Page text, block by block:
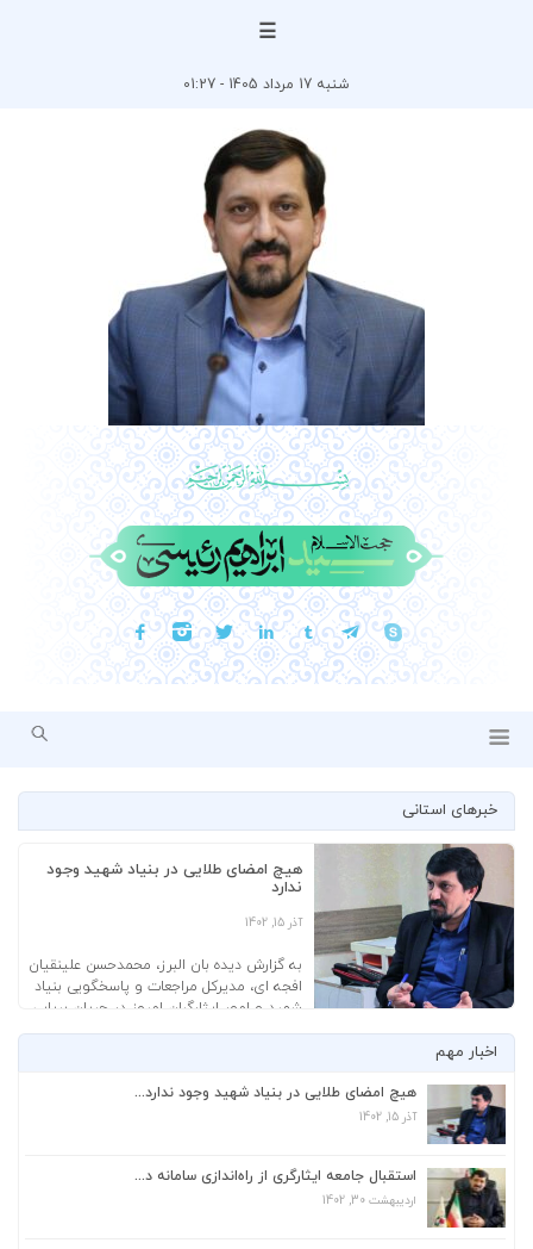
☰
شنبه 17 مرداد 1405 - 01:27
خبرهای استانی
هیچ امضای طلایی در بنیاد شهید وجود
ندارد
آذر 15, 1402
به گزارش دیده بان البرز، محمدحسن علینقیان
افجه ای، مدیرکل مراجعات و پاسخگویی بنیاد
شهید و امور ایثارگران امروز در جریان برپایی
میز خدمت در آستانه سفر رئیس جمهور
سفرهای ریاست‌جمهور به استان‌ها، البرز
اخبار مهم
هیچ امضای طلایی در بنیاد شهید وجود ندارد...
آذر 15, 1402
استقبال جامعه ایثارگری از راه‌اندازی سامانه د...
اردیبهشت 30, 1402
استقبال جامعه ایثارگری از راه‌اندازی سامانه د...